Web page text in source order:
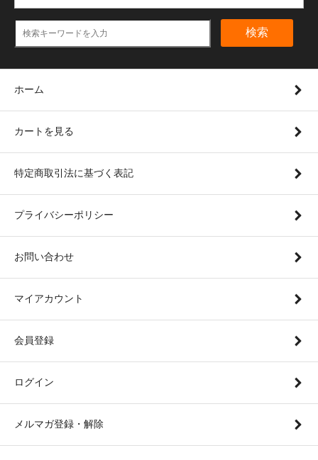
検索
ホーム
カートを見る
特定商取引法に基づく表記
プライバシーポリシー
お問い合わせ
マイアカウント
会員登録
ログイン
メルマガ登録・解除